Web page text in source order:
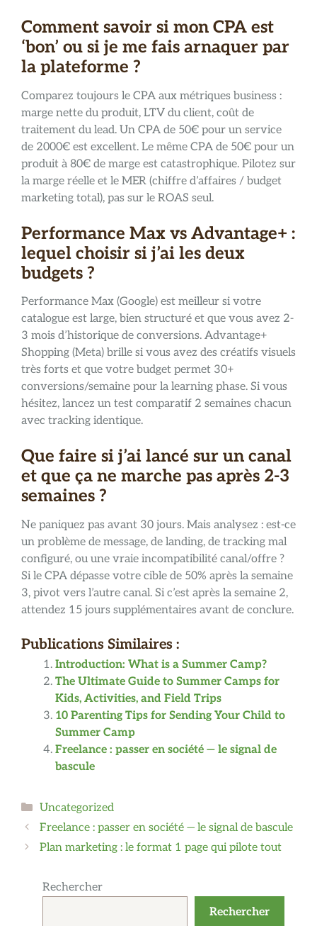
Comment savoir si mon CPA est
‘bon’ ou si je me fais arnaquer par
la plateforme ?
Comparez toujours le CPA aux métriques business :
marge nette du produit, LTV du client, coût de
traitement du lead. Un CPA de 50€ pour un service
de 2000€ est excellent. Le même CPA de 50€ pour un
produit à 80€ de marge est catastrophique. Pilotez sur
la marge réelle et le MER (chiffre d’affaires / budget
marketing total), pas sur le ROAS seul.
Performance Max vs Advantage+ :
lequel choisir si j’ai les deux
budgets ?
Performance Max (Google) est meilleur si votre
catalogue est large, bien structuré et que vous avez 2-
3 mois d’historique de conversions. Advantage+
Shopping (Meta) brille si vous avez des créatifs visuels
très forts et que votre budget permet 30+
conversions/semaine pour la learning phase. Si vous
hésitez, lancez un test comparatif 2 semaines chacun
avec tracking identique.
Que faire si j’ai lancé sur un canal
et que ça ne marche pas après 2-3
semaines ?
Ne paniquez pas avant 30 jours. Mais analysez : est-ce
un problème de message, de landing, de tracking mal
configuré, ou une vraie incompatibilité canal/offre ?
Si le CPA dépasse votre cible de 50% après la semaine
3, pivot vers l’autre canal. Si c’est après la semaine 2,
attendez 15 jours supplémentaires avant de conclure.
Publications Similaires :
Introduction: What is a Summer Camp?
The Ultimate Guide to Summer Camps for
Kids, Activities, and Field Trips
10 Parenting Tips for Sending Your Child to
Summer Camp
Freelance : passer en société — le signal de
bascule
Catégories
Uncategorized
Freelance : passer en société — le signal de bascule
Plan marketing : le format 1 page qui pilote tout
Rechercher
Rechercher